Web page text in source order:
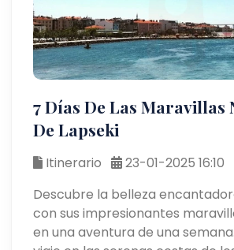
7 Días De Las Maravillas
De Lapseki
Itinerario 23-01-2025 16:10
Descubre la belleza
con sus impresionantes
en una aventura de una